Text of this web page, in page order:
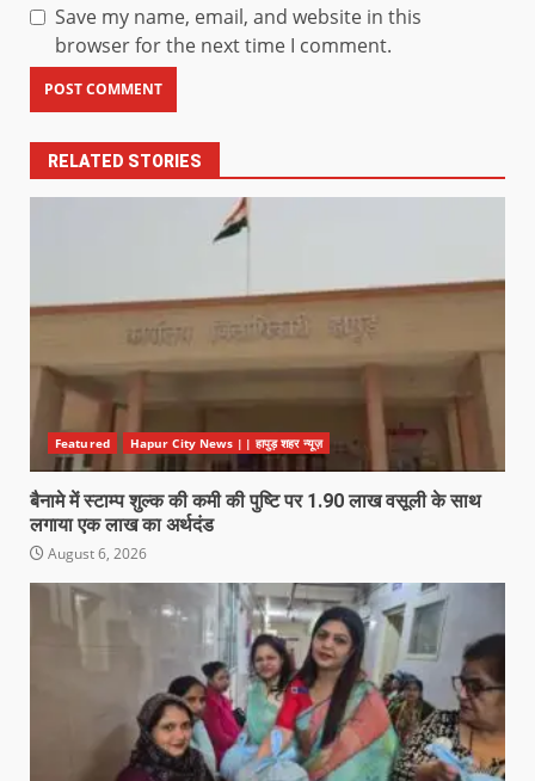
Save my name, email, and website in this
browser for the next time I comment.
RELATED STORIES
Featured Hapur City News || हापुड़ शहर न्यूज़
बैनामे में स्टाम्प शुल्क की कमी की पुष्टि पर 1.90 लाख वसूली के साथ
लगाया एक लाख का अर्थदंड
August 6, 2026